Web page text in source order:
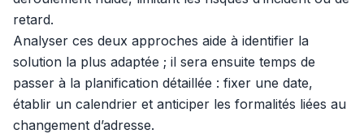
retard.
Analyser ces deux approches aide à identifier la
solution la plus adaptée ; il sera ensuite temps de
passer à la planification détaillée : fixer une date,
établir un calendrier et anticiper les formalités liées au
changement d’adresse.